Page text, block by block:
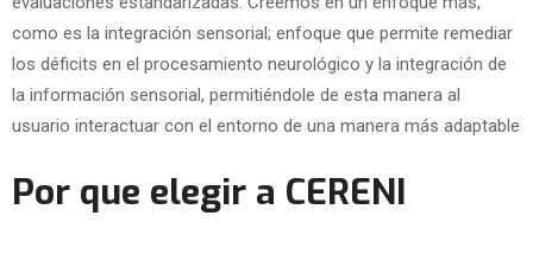
como es la integración sensorial; enfoque que permite remediar
los déficits en el procesamiento neurológico y la integración de
la información sensorial, permitiéndole de esta manera al
usuario interactuar con el entorno de una manera más adaptable
Por que elegir a CERENI